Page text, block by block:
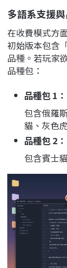
多語系支援
在收費模式方
初始版本包含
品種。若玩家
品種包：
品種包 1：
包含俄羅
貓、灰色
品種包 2：
包含賓士